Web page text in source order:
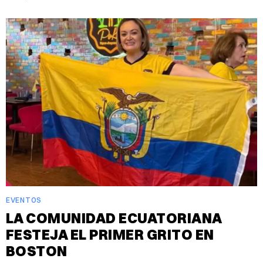
EVENTOS
LA COMUNIDAD ECUATORIANA
FESTEJA EL PRIMER GRITO EN
BOSTON